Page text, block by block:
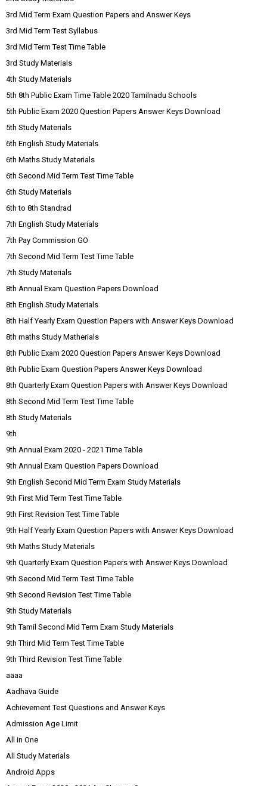
3rd Mid Term Exam Question Papers and Answer Keys
3rd Mid Term Test Syllabus
3rd Mid Term Test Time Table
3rd Study Materials
4th Study Materials
5th 8th Public Exam Time Table 2020 Tamilnadu Schools
5th Public Exam 2020 Question Papers Answer Keys Download
5th Study Materials
6th English Study Materials
6th Maths Study Materials
6th Second Mid Term Test Time Table
6th Study Materials
6th to 8th Standrad
7th English Study Materials
7th Pay Commission GO
7th Second Mid Term Test Time Table
7th Study Materials
8th Annual Exam Question Papers Download
8th English Study Materials
8th Half Yearly Exam Question Papers with Answer Keys Download
8th maths Study Matherials
8th Public Exam 2020 Question Papers Answer Keys Download
8th Public Exam Question Papers Answer Keys Download
8th Quarterly Exam Question Papers with Answer Keys Download
8th Second Mid Term Test Time Table
8th Study Materials
9th
9th Annual Exam 2020 - 2021 Time Table
9th Annual Exam Question Papers Download
9th English Second Mid Term Exam Study Materials
9th First Mid Term Test Time Table
9th First Revision Test Time Table
9th Half Yearly Exam Question Papers with Answer Keys Download
9th Maths Study Materials
9th Quarterly Exam Question Papers with Answer Keys Download
9th Second Mid Term Test Time Table
9th Second Revision Test Time Table
9th Study Materials
9th Tamil Second Mid Term Exam Study Materials
9th Third Mid Term Test Time Table
9th Third Revision Test Time Table
aaaa
Aadhava Guide
Achievement Test Questions and Answer Keys
Admission Age Limit
All in One
All Study Materials
Android Apps